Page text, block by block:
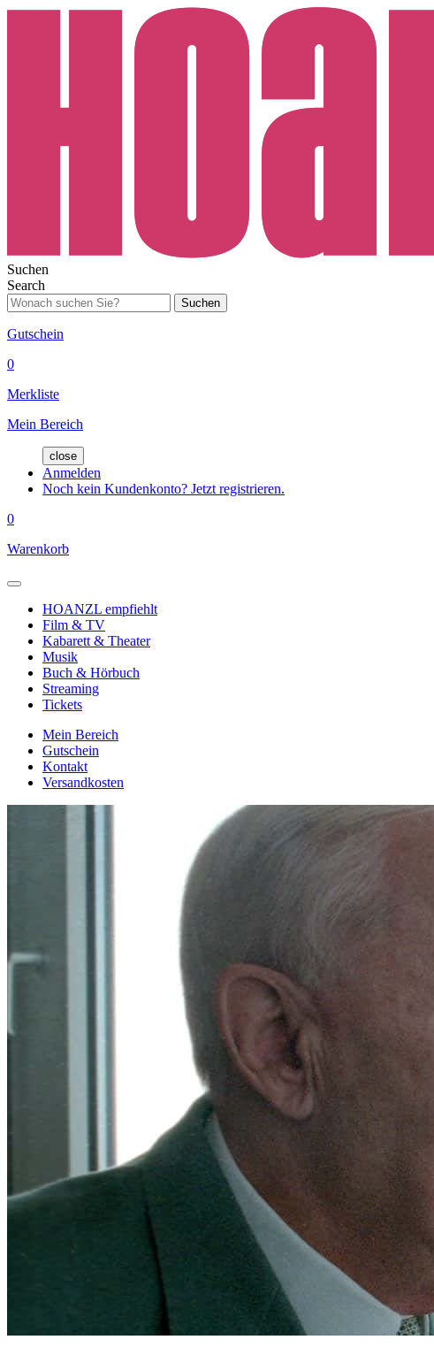
Suchen
Search
Suchen
Gutschein
0
Merkliste
Mein Bereich
close
Anmelden
Noch kein Kundenkonto? Jetzt registrieren.
0
Warenkorb
HOANZL empfiehlt
Film & TV
Kabarett & Theater
Musik
Buch & Hörbuch
Streaming
Tickets
Mein Bereich
Gutschein
Kontakt
Versandkosten